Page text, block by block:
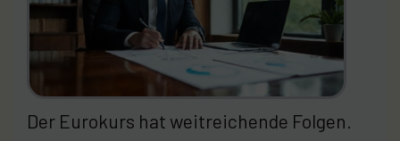
Der Eurokurs hat weitreichende Folgen.